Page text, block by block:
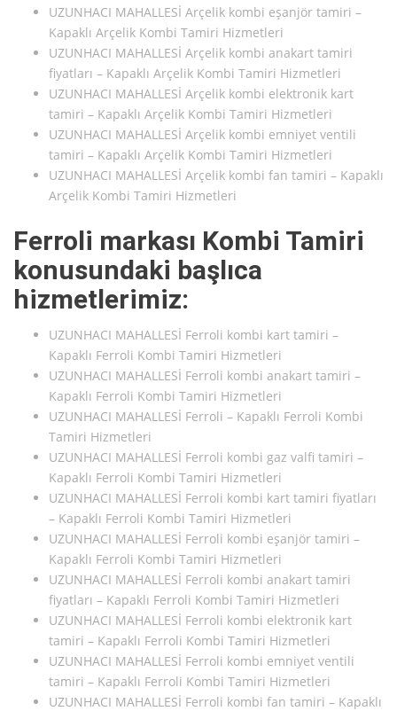
UZUNHACI MAHALLESİ Arçelik kombi eşanjör tamiri –
Kapaklı Arçelik Kombi Tamiri Hizmetleri
UZUNHACI MAHALLESİ Arçelik kombi anakart tamiri
fiyatları – Kapaklı Arçelik Kombi Tamiri Hizmetleri
UZUNHACI MAHALLESİ Arçelik kombi elektronik kart
tamiri – Kapaklı Arçelik Kombi Tamiri Hizmetleri
UZUNHACI MAHALLESİ Arçelik kombi emniyet ventili
tamiri – Kapaklı Arçelik Kombi Tamiri Hizmetleri
UZUNHACI MAHALLESİ Arçelik kombi fan tamiri – Kapaklı
Arçelik Kombi Tamiri Hizmetleri
Ferroli markası Kombi Tamiri
konusundaki başlıca
hizmetlerimiz:
UZUNHACI MAHALLESİ Ferroli kombi kart tamiri –
Kapaklı Ferroli Kombi Tamiri Hizmetleri
UZUNHACI MAHALLESİ Ferroli kombi anakart tamiri –
Kapaklı Ferroli Kombi Tamiri Hizmetleri
UZUNHACI MAHALLESİ Ferroli – Kapaklı Ferroli Kombi
Tamiri Hizmetleri
UZUNHACI MAHALLESİ Ferroli kombi gaz valfi tamiri –
Kapaklı Ferroli Kombi Tamiri Hizmetleri
UZUNHACI MAHALLESİ Ferroli kombi kart tamiri fiyatları
– Kapaklı Ferroli Kombi Tamiri Hizmetleri
UZUNHACI MAHALLESİ Ferroli kombi eşanjör tamiri –
Kapaklı Ferroli Kombi Tamiri Hizmetleri
UZUNHACI MAHALLESİ Ferroli kombi anakart tamiri
fiyatları – Kapaklı Ferroli Kombi Tamiri Hizmetleri
UZUNHACI MAHALLESİ Ferroli kombi elektronik kart
tamiri – Kapaklı Ferroli Kombi Tamiri Hizmetleri
UZUNHACI MAHALLESİ Ferroli kombi emniyet ventili
tamiri – Kapaklı Ferroli Kombi Tamiri Hizmetleri
UZUNHACI MAHALLESİ Ferroli kombi fan tamiri – Kapaklı